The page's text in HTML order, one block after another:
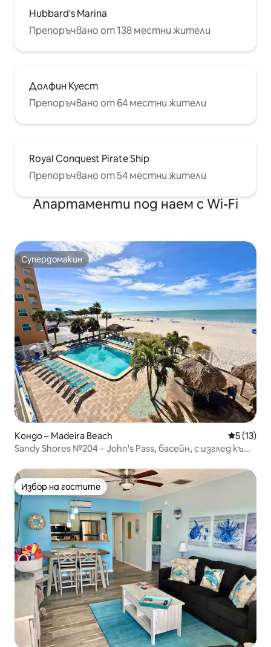
Hubbard's Marina
Препоръчвано от 138 местни жители
Долфин Куест
Препоръчвано от 64 местни жители
Royal Conquest Pirate Ship
Препоръчвано от 54 местни жители
Апартаменти под наем с Wi-Fi
Супердомакин
Супердомакин
Кондо – Madeira Beach Средна
5 (13)
Sandy Shores №204 – John's Pass, басейн, с изглед към
Избор на гостите
Избор на гостите